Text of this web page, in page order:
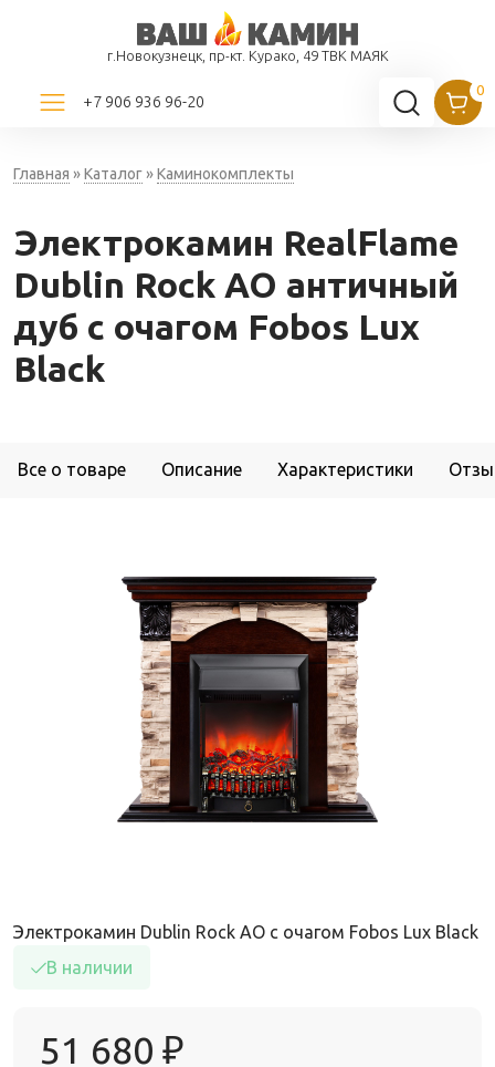
г.Новокузнецк, пр-кт. Курако, 49 ТВК МАЯК
+7 906 936 96-20
Главная »Каталог»Каминокомплекты
Электрокамин RealFlame
Dublin Rock AO античный
дуб с очагом Fobos Lux
Black
Все о товаре Описание Характеристики
Электрокамин Dublin Rock AO с очагом Fobos Lux Black
В наличии
51 680 ₽